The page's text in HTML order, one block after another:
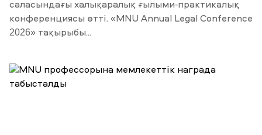
саласындағы халықаралық ғылыми-практикалық
конференциясы өтті. «MNU Annual Legal Conference
2026» тақырыбы...